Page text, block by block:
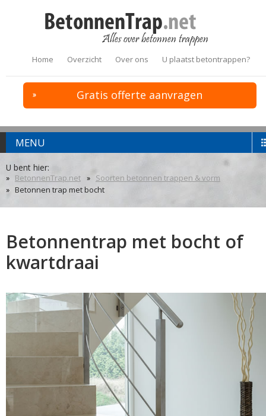
Home Overzicht Over ons U plaatst betontrappen?
Gratis offerte aanvragen
MENU
U bent hier:
BetonnenTrap.net
Soorten betonnen trappen & vorm
Betonnen trap met bocht
Betonnentrap met bocht of
kwartdraai